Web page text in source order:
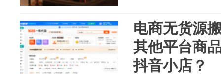
电商无货源
其他平台商
抖音小店？